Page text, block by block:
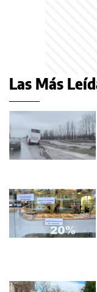
Las Más